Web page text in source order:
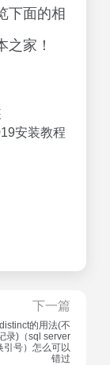
下面的相
之家！
安装教程
下一篇
的用法(不
录)（sql server
引号）怎么可以
错过